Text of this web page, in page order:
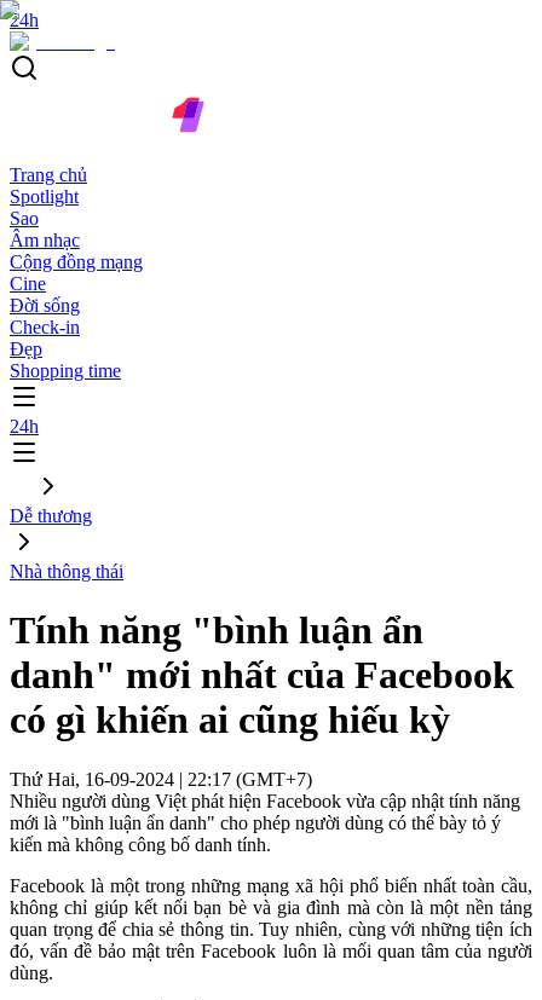
24h
Trang chủ
Spotlight
Sao
Âm nhạc
Cộng đồng mạng
Cine
Đời sống
Check-in
Đẹp
Shopping time
24h
Dễ thương
Nhà thông thái
Tính năng "bình luận ẩn
danh" mới nhất của Facebook
có gì khiến ai cũng hiếu kỳ
Thứ Hai, 16-09-2024 | 22:17 (GMT+7)
Nhiều người dùng Việt phát hiện Facebook vừa cập nhật tính năng
mới là "bình luận ẩn danh" cho phép người dùng có thể bày tỏ ý
kiến mà không công bố danh tính.
Facebook là một trong những mạng xã hội phổ biến nhất toàn cầu,
không chỉ giúp kết nối bạn bè và gia đình mà còn là một nền tảng
quan trọng để chia sẻ thông tin. Tuy nhiên, cùng với những tiện ích
đó, vấn đề bảo mật trên Facebook luôn là mối quan tâm của người
dùng.